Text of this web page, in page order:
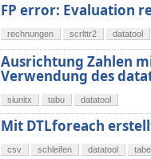
FP error: Evaluation
rechnungen scrlttr2 datatool
Ausrichtung Zahlen
Verwendung des
siunitx tabu datatool
Mit DTLforeach
csv schleifen datatool